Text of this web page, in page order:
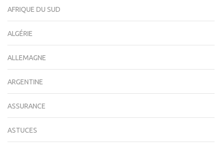
AFRIQUE DU SUD
ALGÉRIE
ALLEMAGNE
ARGENTINE
ASSURANCE
ASTUCES